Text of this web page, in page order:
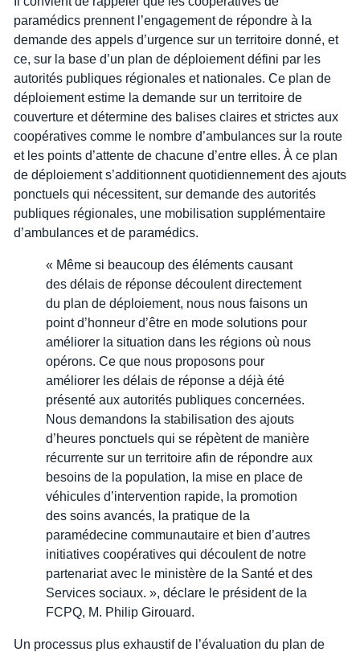
paramédics prennent l’engagement de répondre à la
demande des appels d’urgence sur un territoire donné, et
ce, sur la base d’un plan de déploiement défini par les
autorités publiques régionales et nationales. Ce plan de
déploiement estime la demande sur un territoire de
couverture et détermine des balises claires et strictes aux
coopératives comme le nombre d’ambulances sur la route
et les points d’attente de chacune d’entre elles. À ce plan
de déploiement s’additionnent quotidiennement des ajouts
ponctuels qui nécessitent, sur demande des autorités
publiques régionales, une mobilisation supplémentaire
d’ambulances et de paramédics.
« Même si beaucoup des éléments causant
des délais de réponse découlent directement
du plan de déploiement, nous nous faisons un
point d’honneur d’être en mode solutions pour
améliorer la situation dans les régions où nous
opérons. Ce que nous proposons pour
améliorer les délais de réponse a déjà été
présenté aux autorités publiques concernées.
Nous demandons la stabilisation des ajouts
d’heures ponctuels qui se répètent de manière
récurrente sur un territoire afin de répondre aux
besoins de la population, la mise en place de
véhicules d’intervention rapide, la promotion
des soins avancés, la pratique de la
paramédecine communautaire et bien d’autres
initiatives coopératives qui découlent de notre
partenariat avec le ministère de la Santé et des
Services sociaux. », déclare le président de la
FCPQ, M. Philip Girouard.
Un processus plus exhaustif de l’évaluation du plan de